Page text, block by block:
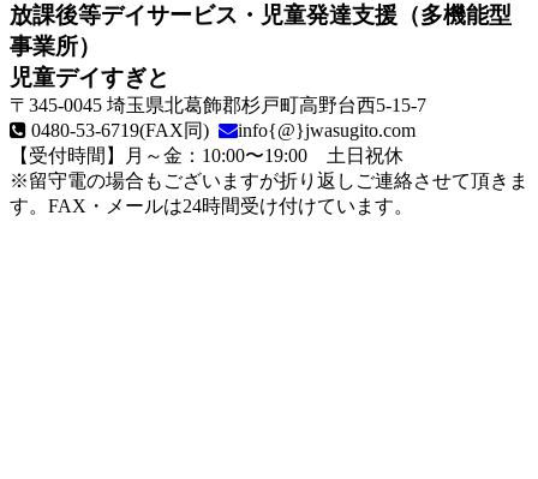
放課後等デイサービス・児童発達支援（多機能型
事業所）
児童デイすぎと
〒345-0045 埼玉県北葛飾郡杉戸町高野台西5-15-7
0480-53-6719(FAX同)
info{@}jwasugito.com
【受付時間】月～金：10:00〜19:00 土日祝休
※留守電の場合もございますが折り返しご連絡させて頂きま
す。FAX・メールは24時間受け付けています。